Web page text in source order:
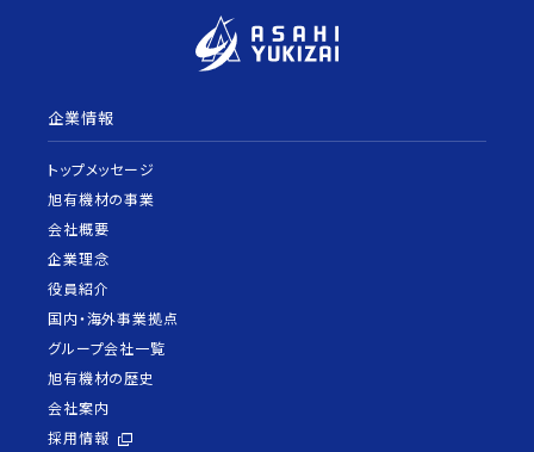
企業情報
トップメッセージ
旭有機材の事業
会社概要
企業理念
役員紹介
国内・海外事業拠点
グループ会社一覧
旭有機材の歴史
会社案内
採用情報